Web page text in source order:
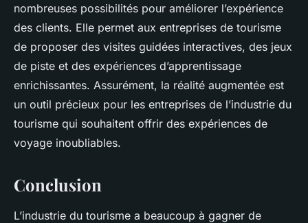
nombreuses possibilités pour améliorer l’expérience
des clients. Elle permet aux entreprises de tourisme
de proposer des visites guidées interactives, des jeux
de piste et des expériences d’apprentissage
enrichissantes. Assurément, la réalité augmentée est
un outil précieux pour les entreprises de l’industrie du
tourisme qui souhaitent offrir des expériences de
voyage inoubliables.
Conclusion
L’industrie du tourisme a beaucoup à gagner de